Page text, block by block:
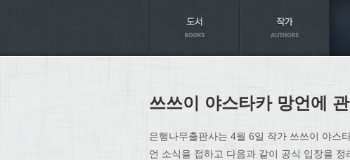
쓰쓰이 야스타카 망언에
은행나무출판사는 4월 6일 작가 쓰쓰이 야스
언 소식을 접하고 다음과 같이 공식 입장을 정